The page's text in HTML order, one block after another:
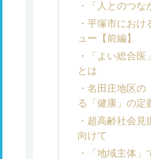
「人とのつ
平塚市におけ
ュー【前編】
「よい総合
とは
名田庄地区の
る「健康」の定
超高齢社会見
向けて
「地域主体